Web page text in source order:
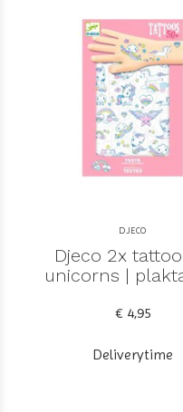
DJECO
Djeco 2x
unicorns |
€ 4,95
Deliverytime